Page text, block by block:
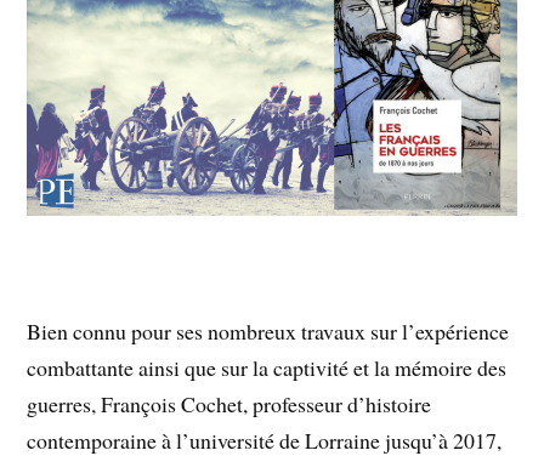
Bien connu pour ses nombreux travaux sur l’expérience
combattante ainsi que sur la captivité et la mémoire des
guerres, François Cochet, professeur d’histoire
contemporaine à l’université de Lorraine jusqu’à 2017,